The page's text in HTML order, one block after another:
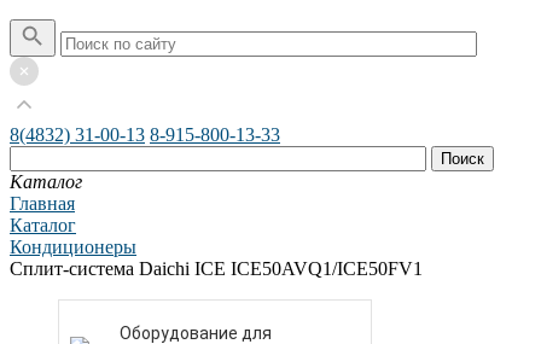
8(4832) 31-00-13 8-915-800-13-33
Каталог
Главная
Каталог
Кондиционеры
Сплит-система Daichi ICE ICE50AVQ1/ICE50FV1
Оборудование для